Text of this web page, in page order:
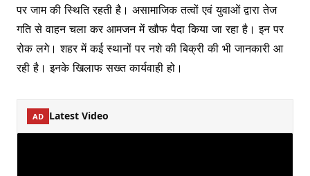
पर जाम की स्थिति रहती है। असामाजिक तत्वों एवं युवाओं द्वारा तेज
गति से वाहन चला कर आमजन में खौफ पैदा किया जा रहा है। इन पर
रोक लगे। शहर में कई स्थानों पर नशे की बिक्री की भी जानकारी आ
रही है। इनके खिलाफ सख्त कार्यवाही हो।
AD Latest Video